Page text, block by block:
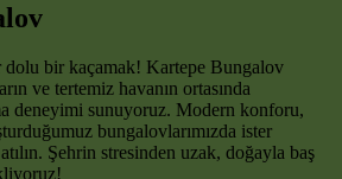
dolu bir kaçamak! Kartepe Bungalov
ve tertemiz havanın ortasında
deneyimi sunuyoruz. Modern konforu,
bungalovlarımızda ister
Şehrin stresinden uzak, doğayla baş